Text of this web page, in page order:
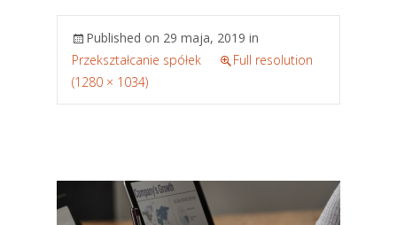
Published on 29 maja, 2019 in
Przekształcanie spółek
Full resolution
(1280 × 1034)